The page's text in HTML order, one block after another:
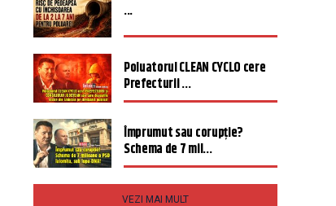
...
Poluatorul CLEAN CYCLO cere
Prefecturii ...
Împrumut sau corupție?
Schema de 7 mil...
VEZI MAI MULT